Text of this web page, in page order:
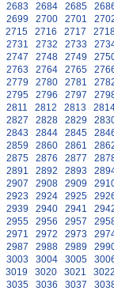
2683 2684 2685
2699 2700 2701
2715 2716 2717
2731 2732 2733
2747 2748 2749
2763 2764 2765
2779 2780 2781
2795 2796 2797
2811 2812 2813
2827 2828 2829
2843 2844 2845
2859 2860 2861
2875 2876 2877
2891 2892 2893
2907 2908 2909
2923 2924 2925
2939 2940 2941
2955 2956 2957
2971 2972 2973
2987 2988 2989
3003 3004 3005
3019 3020 3021
3035 3036 3037